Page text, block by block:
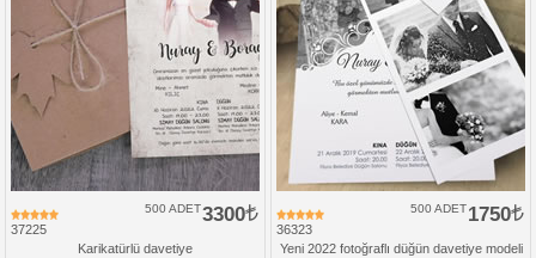
37225
3300
500 ADET
Karikatürlü davetiye
36323
1750
500 ADET
Yeni 2022 fotoğraflı düğün davetiye modeli